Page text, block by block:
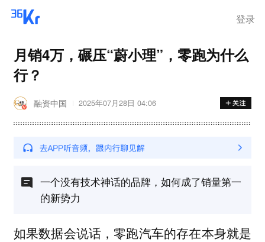
登录
月销4万，碾压“蔚小理”，零跑为什么
行？
融资中国 2025年07月28日 04:06
一个没有技术神话的品牌，如何成了销量第一
的新势力
如果数据会说话，零跑汽车的存在本身就是